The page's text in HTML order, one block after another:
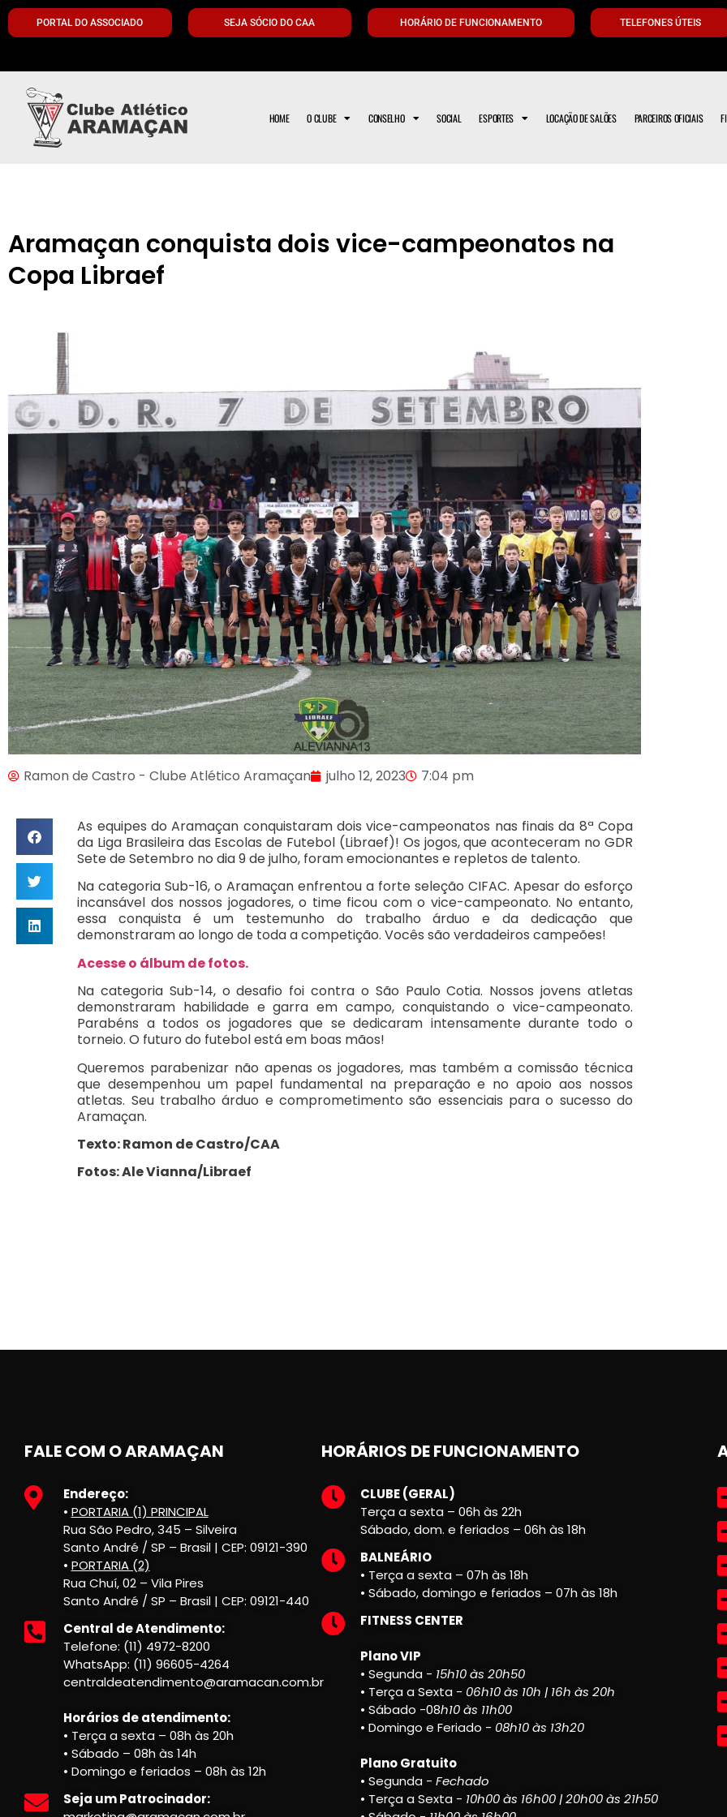
PORTAL DO ASSOCIADO SEJA SÓCIO DO CAA HORÁRIO DE FUNCIONAMENTO TELEFONES ÚTEIS
HOME O CLUBE CONSELHO SOCIAL ESPORTES LOCAÇÃO DE SALÕES PARCEIROS OFICIAIS
Aramaçan conquista dois vice-campeonatos na
Copa Libraef
Ramon de Castro - Clube Atlético Aramaçan julho 12, 2023 7:04 pm
As equipes do Aramaçan conquistaram dois vice-campeonatos nas finais da 8ª Copa
da Liga Brasileira das Escolas de Futebol (Libraef)! Os jogos, que aconteceram no GDR
Sete de Setembro no dia 9 de julho, foram emocionantes e repletos de talento.
Na categoria Sub-16, o Aramaçan enfrentou a forte seleção CIFAC. Apesar do esforço
incansável dos nossos jogadores, o time ficou com o vice-campeonato. No entanto,
essa conquista é um testemunho do trabalho árduo e da dedicação que
demonstraram ao longo de toda a competição. Vocês são verdadeiros campeões!
Acesse o álbum de fotos.
Na categoria Sub-14, o desafio foi contra o São Paulo Cotia. Nossos jovens atletas
demonstraram habilidade e garra em campo, conquistando o vice-campeonato.
Parabéns a todos os jogadores que se dedicaram intensamente durante todo o
torneio. O futuro do futebol está em boas mãos!
Queremos parabenizar não apenas os jogadores, mas também a comissão técnica
que desempenhou um papel fundamental na preparação e no apoio aos nossos
atletas. Seu trabalho árduo e comprometimento são essenciais para o sucesso do
Aramaçan.
Texto: Ramon de Castro/CAA
Fotos: Ale Vianna/Libraef
FALE COM O ARAMAÇAN
Endereço:
• PORTARIA (1) PRINCIPAL
Rua São Pedro, 345 – Silveira
Santo André / SP – Brasil | CEP: 09121-390
• PORTARIA (2)
Rua Chuí, 02 – Vila Pires
Santo André / SP – Brasil | CEP: 09121-440
Central de Atendimento:
Telefone: (11) 4972-8200
WhatsApp: (11) 96605-4264
centraldeatendimento@aramacan.com.br
Horários de atendimento:
• Terça a sexta – 08h às 20h
• Sábado – 08h às 14h
• Domingo e feriados – 08h às 12h
Seja um Patrocinador:
HORÁRIOS DE FUNCIONAMENTO
CLUBE (GERAL)
Terça a sexta – 06h às 22h
Sábado, dom. e feriados – 06h às 18h
BALNEÁRIO
• Terça a sexta – 07h às 18h
• Sábado, domingo e feriados – 07h às 18h
FITNESS CENTER
Plano VIP
• Segunda - 15h10 às 20h50
• Terça a Sexta - 06h10 às 10h | 16h às 20h
• Sábado -08h10 às 11h00
• Domingo e Feriado - 08h10 às 13h20
Plano Gratuito
• Segunda - Fechado
• Terça a Sexta - 10h00 às 16h00 | 20h00 às 21h50